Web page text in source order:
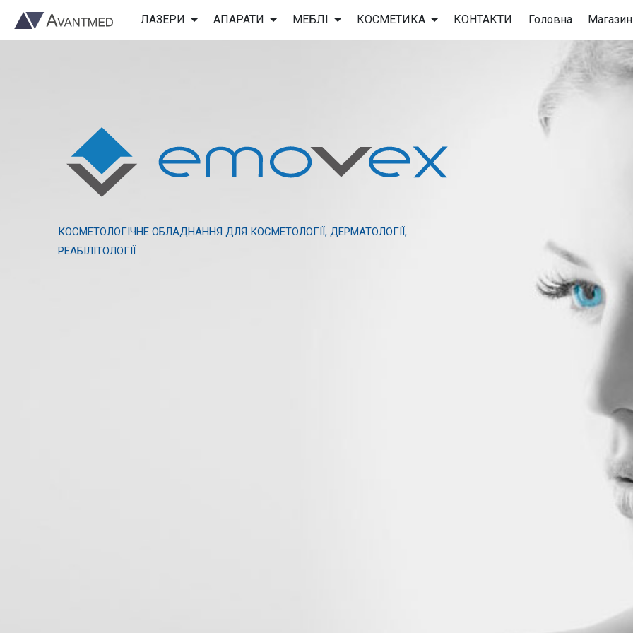
ЛАЗЕРИ АПАРАТИ МЕБЛІ КОСМЕТИКА КОНТАКТИ Головна Магазин
КОСМЕТОЛОГІЧНЕ ОБЛАДНАННЯ ДЛЯ КОСМЕТОЛОГІЇ, ДЕРМАТОЛОГІЇ,
РЕАБІЛІТОЛОГІЇ